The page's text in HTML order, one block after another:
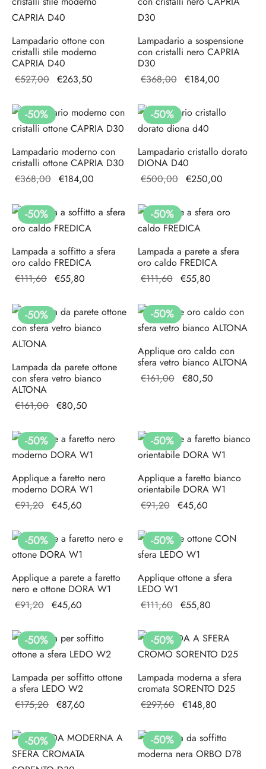
Lampadario ottone con
cristalli stile moderno
CAPRIA D40
€527,00 Il prezzo
era:
€527,00.
€263,50
€263,50.
Lampadario a sospensione
con cristalli nero CAPRIA
D30
€368,00 Il prezzo
era:
€368,00.
€184,00
€184,00.
-50%
Lampadario moderno con
cristalli ottone CAPRIA D30
€368,00 Il prezzo
era:
€368,00.
€184,00
€184,00.
-50%
Lampadario cristallo dorato
DIONA D40
€500,00 Il prezzo
era:
€500,00.
€250,00
€250,00.
-50%
Lampada a soffitto a sfera
oro caldo FREDICA
€111,60 Il prezzo
era:
€111,60.
€55,80
attuale
-50%
Lampada a parete a sfera
oro caldo FREDICA
€111,60 Il prezzo
era:
€111,60.
€55,80
attuale
è:
-50%
Lampada da parete ottone
con sfera vetro bianco
ALTONA
€161,00 Il prezzo
era:
€161,00.
€80,50
attuale
è:
-50%
Applique oro caldo con
sfera vetro bianco ALTONA
€161,00 Il prezzo
€80,50
€80,50.
-50%
Applique a faretto nero
moderno DORA W1
€91,20 Il prezzo
era:
€91,20.
€45,60
attuale
-50%
Applique a faretto bianco
orientabile DORA W1
€91,20 Il prezzo
era:
€91,20.
€45,60
attuale
-50%
Applique a parete a faretto
nero e ottone DORA W1
€91,20 Il prezzo
era:
€91,20.
€45,60
attuale
è:
-50%
Applique ottone a sfera
LEDO W1
€111,60 Il prezzo
era:
€111,60.
€55,80
attuale
è:
-50%
Lampada per soffitto ottone
a sfera LEDO W2
€175,20 Il prezzo
era:
€175,20.
€87,60
attuale
-50%
Lampada moderna a sfera
cromata SORENTO D25
€297,60 Il prezzo
era:
€297,60.
€148,80
€148,80.
-50% -50%